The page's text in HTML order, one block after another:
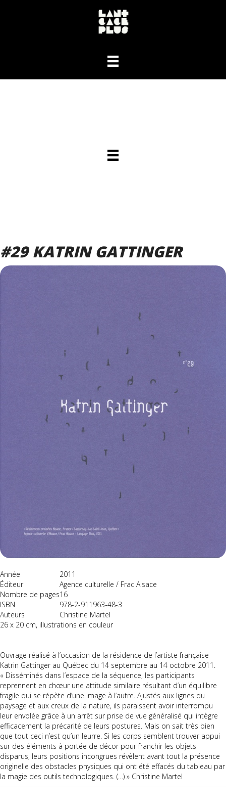
#29 KATRIN GATTINGER
Année
2011
Éditeur
Agence culturelle / Frac Alsace
Nombre de pages16
ISBN
978-2-911963-48-3
Auteurs
Christine Martel
26 x 20 cm, illustrations en couleur
Ouvrage réalisé à l’occasion de la résidence de l’artiste française
Katrin Gattinger au Québec du 14 septembre au 14 octobre 2011.
« Disséminés dans l’espace de la séquence, les participants
reprennent en chœur une attitude similaire résultant d’un équilibre
fragile qui se répète d’une image à l’autre. Ajustés aux lignes du
paysage et aux creux de la nature, ils paraissent avoir interrompu
leur envolée grâce à un arrêt sur prise de vue généralisé qui intègre
efficacement la précarité de leurs postures. Mais on sait très bien
que tout ceci n’est qu’un leurre. Si les corps semblent trouver appui
sur des éléments à portée de décor pour franchir les objets
disparus, leurs positions incongrues révèlent avant tout la présence
originelle des obstacles physiques qui ont été effacés du tableau par
la magie des outils technologiques. (…) » Christine Martel